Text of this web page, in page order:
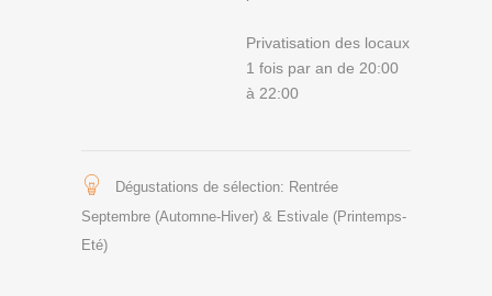
Privatisation des locaux
1 fois par an de 20:00
à 22:00
Dégustations de sélection: Rentrée
Septembre (Automne-Hiver) & Estivale (Printemps-
Eté)